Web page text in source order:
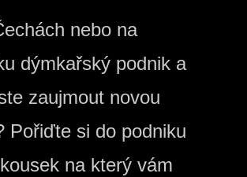
nebo na
dýmkařský podnik a
zaujmout novou
Pořiďte si do podniku
na který vám